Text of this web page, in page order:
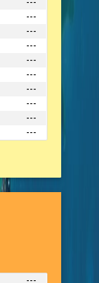
---
---
---
---
---
---
---
---
---
---